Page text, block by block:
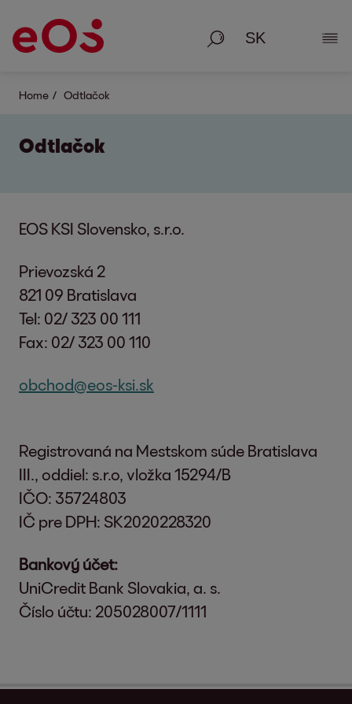
Vyhľadávanie
Home Odtlačok
Odtlačok
EOS KSI Slovensko, s.r.o.
Prievozská 2
821 09 Bratislava
Tel: 02/ 323 00 111
Fax: 02/ 323 00 110
obchod@eos-ksi.sk
Registrovaná na Mestskom súde Bratislava
III., oddiel: s.r.o, vložka 15294/B
IČO: 35724803
IČ pre DPH: SK2020228320
Bankový účet:
UniCredit Bank Slovakia, a. s.
Číslo účtu: 205028007/1111